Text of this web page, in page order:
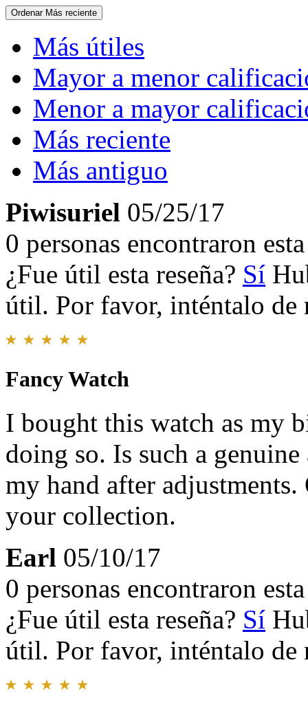
Ordenar Más reciente
Más útiles
Mayor a menor
Menor a mayor
Más reciente
Más antiguo
Piwisuriel 05/25/17
0 personas encontraron
¿Fue útil esta reseña? Sí
útil. Por favor, inténtalo de
Fancy Watch
I bought this watch as my
doing so. Is such a
my hand after
your collection.
Earl 05/10/17
0 personas encontraron
¿Fue útil esta reseña? Sí
útil. Por favor, inténtalo de